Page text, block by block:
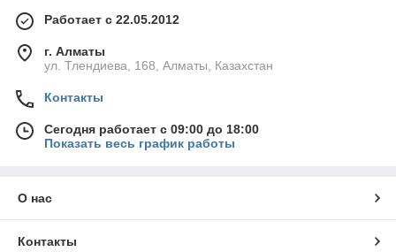
Работает с 22.05.2012
г. Алматы
ул. Тлендиева, 168, Алматы, Казахстан
Контакты
Сегодня работает с 09:00 до 18:00
Показать весь график работы
О нас
Контакты